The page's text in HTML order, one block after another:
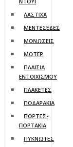
ΛΑΣΤΙΧΑ
ΜΕΝΤΕΣΕΔΕΣ
ΜΟΝΩΣΕΙΣ
ΜΟΤΕΡ
ΠΛΑΙΣΙΑ
ΕΝΤΟΙΧΙΣΜΟΥ
ΠΛΑΚΕΤΕΣ
ΠΟΔΑΡΑΚΙΑ
ΠΟΡΤΕΣ-
ΠΟΡΤΑΚΙΑ
ΠΥΚΝΩΤΕΣ